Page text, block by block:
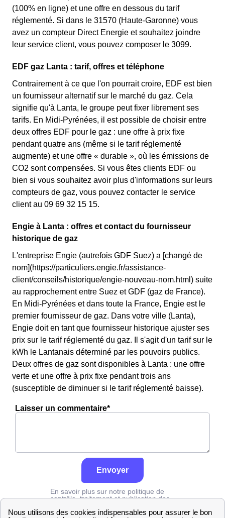
(100% en ligne) et une offre en dessous du tarif
réglementé. Si dans le 31570 (Haute-Garonne) vous
avez un compteur Direct Energie et souhaitez joindre
leur service client, vous pouvez composer le 3099.
EDF gaz Lanta : tarif, offres et téléphone
Contrairement à ce que l'on pourrait croire, EDF est bien
un fournisseur alternatif sur le marché du gaz. Cela
signifie qu'à Lanta, le groupe peut fixer librement ses
tarifs. En Midi-Pyrénées, il est possible de choisir entre
deux offres EDF pour le gaz : une offre à prix fixe
pendant quatre ans (même si le tarif réglementé
augmente) et une offre « durable », où les émissions de
CO2 sont compensées. Si vous êtes clients EDF ou
bien si vous souhaitez avoir plus d'informations sur leurs
compteurs de gaz, vous pouvez contacter le service
client au 09 69 32 15 15.
Engie à Lanta : offres et contact du fournisseur
historique de gaz
L'entreprise Engie (autrefois GDF Suez) a [changé de
nom](https://particuliers.engie.fr/assistance-
client/conseils/historique/engie-nouveau-nom.html) suite
au rapprochement entre Suez et GDF (gaz de France).
En Midi-Pyrénées et dans toute la France, Engie est le
premier fournisseur de gaz. Dans votre ville (Lanta),
Engie doit en tant que fournisseur historique ajuster ses
prix sur le tarif réglementé du gaz. Il s'agit d'un tarif sur le
kWh le Lantanais déterminé par les pouvoirs publics.
Deux offres de gaz sont disponibles à Lanta : une offre
verte et une offre à prix fixe pendant trois ans
(susceptible de diminuer si le tarif réglementé baisse).
Laisser un commentaire*
Envoyer
En savoir plus sur notre politique de
contrôle, traitement et publication des